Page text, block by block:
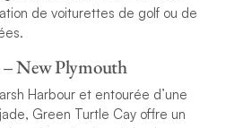
de voiturettes de golf ou de
New Plymouth
Harbour et entourée d’une
Green Turtle Cay offre un